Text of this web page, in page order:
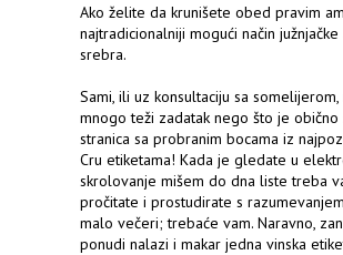
Ako želite da krunišete obed pravim
najtradicionalniji mogući način
srebra.
Sami, ili uz konsultaciju sa
mnogo teži zadatak nego što je obično
stranica sa probranim bocama iz
Cru etiketama! Kada je gledate u
skrolovanje mišem do dna liste treba
pročitate i prostudirate s
malo večeri; trebaće vam. Naravno,
ponudi nalazi i makar jedna vinska